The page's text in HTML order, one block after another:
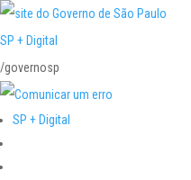
SP + Digital
/governosp
SP + Digital